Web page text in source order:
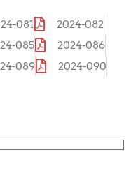
081
2024-082
085
2024-086
089
2024-090